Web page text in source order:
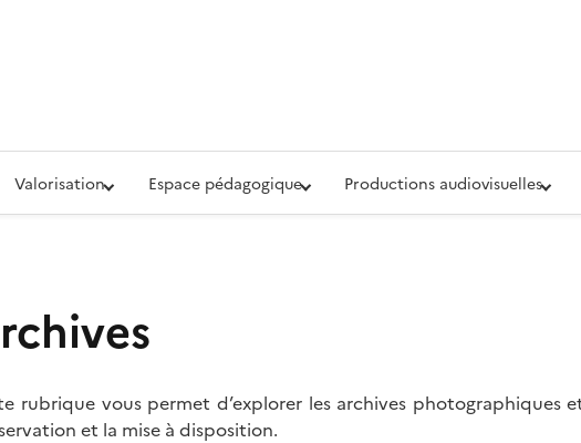
et de production audiovisuelle de la Défense (ECPAD)
Valorisation Espace pédagogique Productions audiovisuelles
rubrique vous permet d’explorer les archives photographiques
et la mise à disposition.